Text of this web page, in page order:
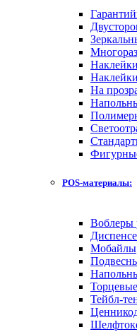
На
POS-материалы:
Воблеры
Мобайлы
Тейбл-